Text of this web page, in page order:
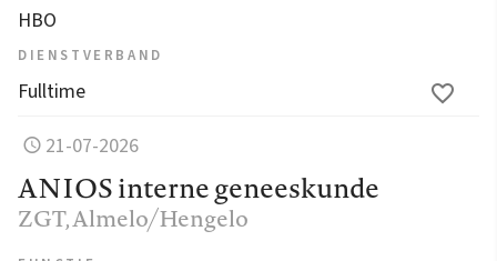
HBO
DIENSTVERBAND
Fulltime
21-07-2026
ANIOS interne geneeskunde
ZGT, Almelo/Hengelo